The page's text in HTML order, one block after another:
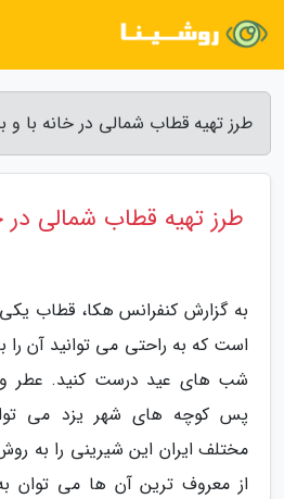
طرز تهیه قطاب شمالی در خانه با و
طرز تهیه قطاب شمالی در
به گزارش کنفرانس هکا، قطاب
است که به راحتی می توانید آن را
شب های عید درست کنید. عطر و
پس کوچه های شهر یزد می
مختلف ایران این شیرینی را به
از معروف ترین آن ها می توان